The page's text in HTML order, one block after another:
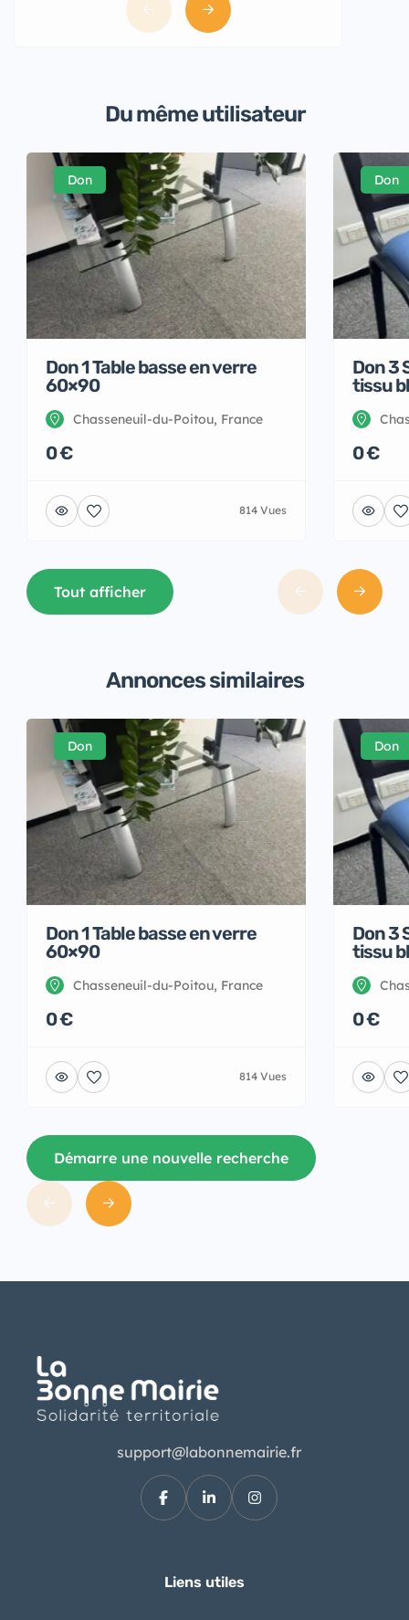
Du même utilisateur
Don
Don 1 Table basse en verre
60×90
Chasseneuil-du-Poitou, France
0 €
814 Vues
Don
Don 3
tissu
0 €
Tout afficher
Annonces similaires
Don
Don 1 Table basse en verre
60×90
Chasseneuil-du-Poitou, France
0 €
814 Vues
Don
Don 3
tissu
0 €
Démarre une nouvelle recherche
support@labonnemairie.fr
Liens utiles